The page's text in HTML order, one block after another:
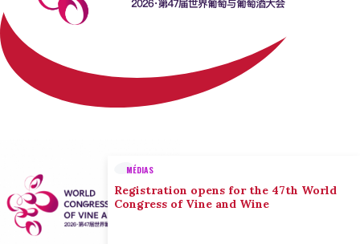
MÉDIAS
Registration opens for the 47th World
Congress of Vine and Wine